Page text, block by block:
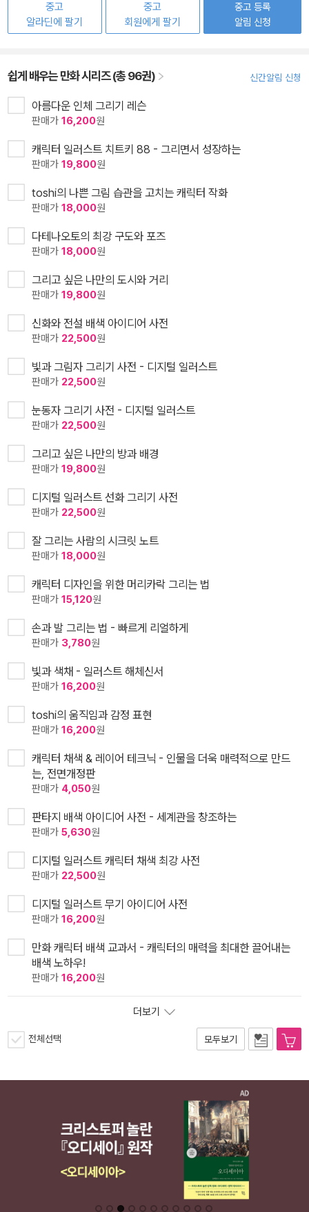
중고
알라딘에 팔기
중고
회원에게 팔기
중고 등록
알림 신청
쉽게 배우는 만화 시리즈 (총 96권) 신간알림 신청
아름다운 인체 그리기 레슨
판매가 16,200원
캐릭터 일러스트 치트키 88 - 그리면서 성장하는
판매가 19,800원
toshi의 나쁜 그림 습관을 고치는 캐릭터 작화
판매가 18,000원
다테나오토의 최강 구도와 포즈
판매가 18,000원
그리고 싶은 나만의 도시와 거리
판매가 19,800원
신화와 전설 배색 아이디어 사전
판매가 22,500원
빛과 그림자 그리기 사전 - 디지털 일러스트
판매가 22,500원
눈동자 그리기 사전 - 디지털 일러스트
판매가 22,500원
그리고 싶은 나만의 방과 배경
판매가 19,800원
디지털 일러스트 선화 그리기 사전
판매가 22,500원
잘 그리는 사람의 시크릿 노트
판매가 18,000원
캐릭터 디자인을 위한 머리카락 그리는 법
판매가 15,120원
손과 발 그리는 법 - 빠르게 리얼하게
판매가 3,780원
빛과 색채 - 일러스트 해체신서
판매가 16,200원
toshi의 움직임과 감정 표현
판매가 16,200원
캐릭터 채색 & 레이어 테크닉 - 인물을 더욱 매력적으로 만드
는, 전면개정판
판매가 4,050원
판타지 배색 아이디어 사전 - 세계관을 창조하는
판매가 5,630원
디지털 일러스트 캐릭터 채색 최강 사전
판매가 22,500원
디지털 일러스트 무기 아이디어 사전
판매가 16,200원
만화 캐릭터 배색 교과서 - 캐릭터의 매력을 최대한 끌어내는
배색 노하우!
판매가 16,200원
더보기
전체선택 모두보기